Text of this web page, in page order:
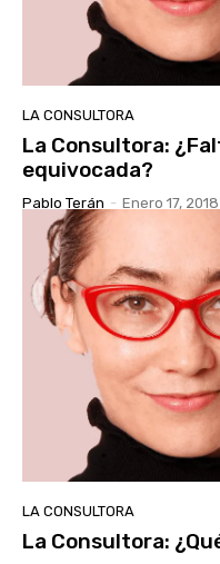
LA CONSULTORA
La Consultora:
equivocada?
Pablo Terán - Enero 17, 2018
LA CONSULTORA
La Consultora: